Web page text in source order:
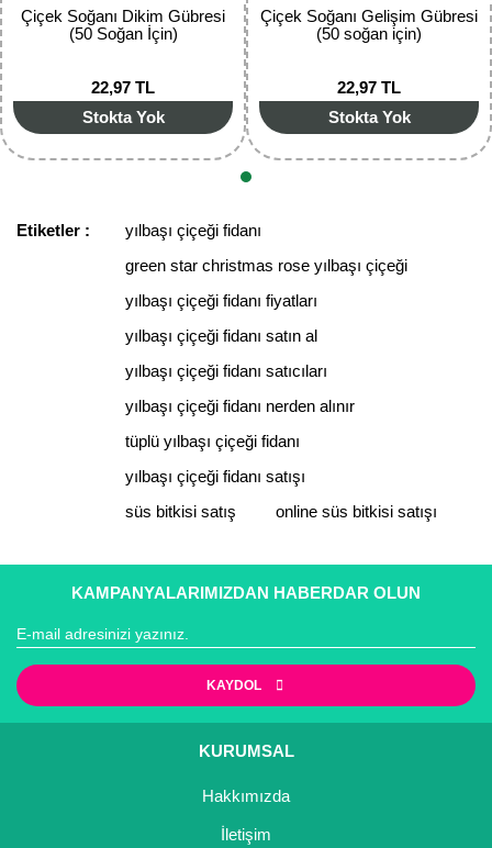
Gönder
Çiçek Soğanı Dikim Gübresi
(50 Soğan İçin)
22,97 TL
Stokta Yok
Çiçek Soğanı Gelişim Gübresi
(50 soğan için)
22,97 TL
Stokta Yok
Etiketler :
yılbaşı çiçeği fidanı
green star christmas rose yılbaşı çiçeği
yılbaşı çiçeği fidanı fiyatları
yılbaşı çiçeği fidanı satın al
yılbaşı çiçeği fidanı satıcıları
yılbaşı çiçeği fidanı nerden alınır
tüplü yılbaşı çiçeği fidanı
yılbaşı çiçeği fidanı satışı
süs bitkisi satış
online süs bitkisi satışı
KAMPANYALARIMIZDAN HABERDAR OLUN
KAYDOL
KURUMSAL
Hakkımızda
İletişim